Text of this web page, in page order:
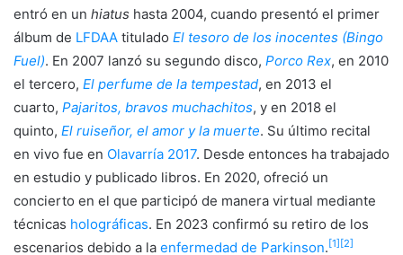
entró en un hiatus hasta 2004, cuando presentó el primer
álbum de LFDAA titulado El tesoro de los inocentes (Bingo
Fuel). En 2007 lanzó su segundo disco, Porco Rex, en 2010
el tercero, El perfume de la tempestad, en 2013 el
cuarto, Pajaritos, bravos muchachitos, y en 2018 el
quinto, El ruiseñor, el amor y la muerte. Su último recital
en vivo fue en Olavarría 2017. Desde entonces ha trabajado
en estudio y publicado libros. En 2020, ofreció un
concierto en el que participó de manera virtual mediante
técnicas holográficas. En 2023 confirmó su retiro de los
escenarios debido a la enfermedad de Parkinson. [1] [2]